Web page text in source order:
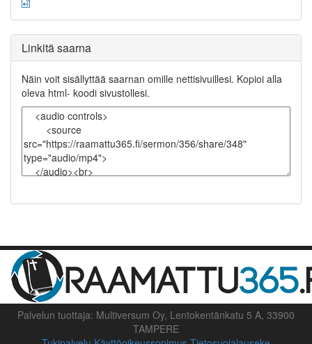
Linkitä saarna
Näin voit sisällyttää saarnan omille nettisivuillesi. Kopioi alla
oleva html- koodi sivustollesi.
Palvelun tuottaja: Multiversum Oy, Lentokentänkatu 5 A, 33900
TAMPERE